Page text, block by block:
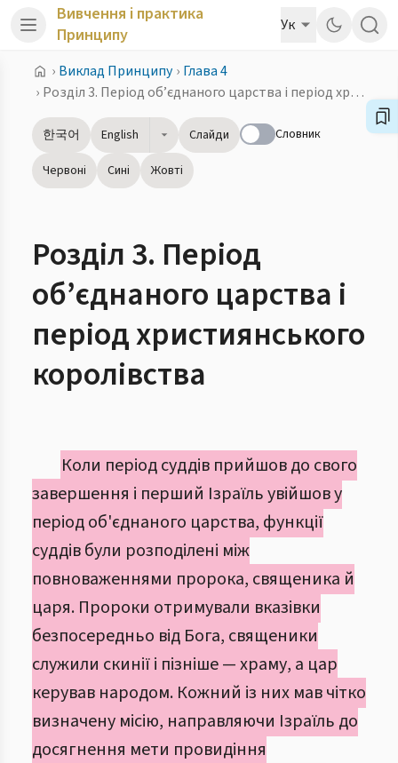
Вивчення і практика
Принципу
Ук
› Виклад Принципу › Глава 4
›
Розділ 3. Період об’єднаного царства і період християнського королівства
한국어 English Слайди Словник
Червоні Сині Жовті
Розділ 3. Період
об’єднаного царства і
період християнського
королівства
Коли період суддів прийшов до свого
завершення і перший Ізраїль увійшов у
період об'єднаного царства, функції
суддів були розподілені між
повноваженнями пророка, священика й
царя. Пророки отримували вказівки
безпосередньо від Бога, священики
служили скинії і пізніше — храму, а цар
керував народом. Кожний із них мав чітко
визначену місію, направляючи Ізраїль до
досягнення мети провидіння